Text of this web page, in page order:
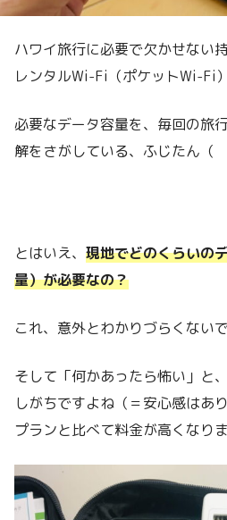
ハワイ旅行に必要で欠かせない
レンタルWi-Fi（ポケットWi-Fi
必要なデータ容量を、毎回の旅
解をさがしている、ふじたん（
とはいえ、 現地でどのくらいの
量）が必要なの？
これ、意外とわかりづらくない
そして「何かあったら怖い」と
しがちですよね（＝安心感はあ
プランと比べて料金が高くなり